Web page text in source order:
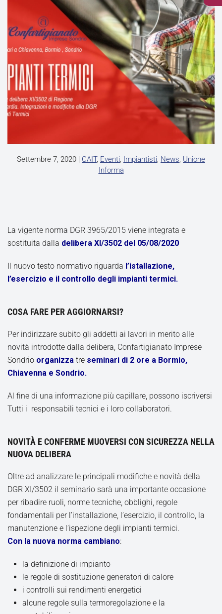
Settembre 7, 2020 | CAIT, Eventi, Impiantisti, News, Unione
Informa
La vigente norma DGR 3965/2015 viene integrata e
sostituita dalla delibera XI/3502 del 05/08/2020
Il nuovo testo normativo riguarda l’istallazione,
l’esercizio e il controllo degli impianti termici.
COSA FARE PER AGGIORNARSI?
Per indirizzare subito gli addetti ai lavori in merito alle
novità introdotte dalla delibera, Confartigianato Imprese
Sondrio organizza tre seminari di 2 ore a Bormio,
Chiavenna e Sondrio.
Al fine di una informazione più capillare, possono iscriversi
Tutti i responsabili tecnici e i loro collaboratori.
NOVITÀ E CONFERME MUOVERSI CON SICUREZZA NELLA
NUOVA DELIBERA
Oltre ad analizzare le principali modifiche e novità della
DGR XI/3502 il seminario sarà una importante occasione
per ribadire ruoli, norme tecniche, obblighi, regole
fondamentali per l’installazione, l’esercizio, il controllo, la
manutenzione e l’ispezione degli impianti termici.
Con la nuova norma cambiano:
la definizione di impianto
le regole di sostituzione generatori di calore
i controlli sui rendimenti energetici
alcune regole sulla termoregolazione e la